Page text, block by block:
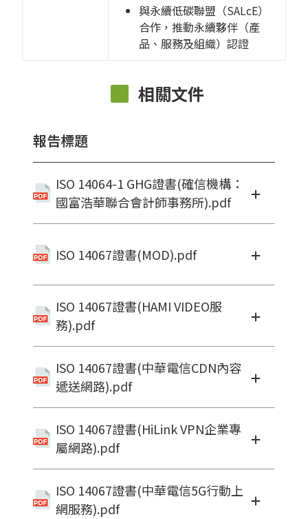
與永續低碳聯盟（SALcE）
合作，推動永續夥伴（產
品、服務及組織）認證
相關文件
報告標題
ISO 14064-1 GHG證書(確信機構：
國富浩華聯合會計師事務所).pdf
ISO 14067證書(MOD).pdf
ISO 14067證書(HAMI VIDEO服
務).pdf
ISO 14067證書(中華電信CDN內容
遞送網路).pdf
ISO 14067證書(HiLink VPN企業專
屬網路).pdf
ISO 14067證書(中華電信5G行動上
網服務).pdf